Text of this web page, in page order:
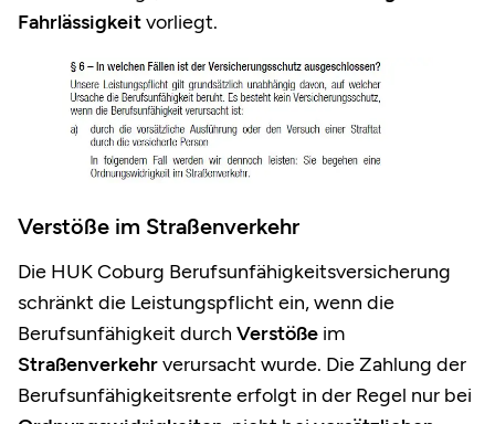
Fahrlässigkeitvorliegt.
Verstöße im Straßenverkehr
Die HUK Coburg Berufsunfähigkeitsversicherung
schränkt die Leistungspflicht ein, wenn die
Berufsunfähigkeit durch Verstöße im
Straßenverkehrverursacht wurde. Die Zahlung der
Berufsunfähigkeitsrente erfolgt in der Regel nur bei